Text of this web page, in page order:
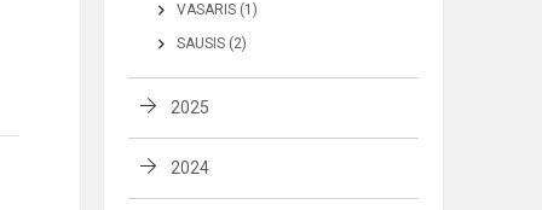
VASARIS (1)
SAUSIS (2)
2025
2024